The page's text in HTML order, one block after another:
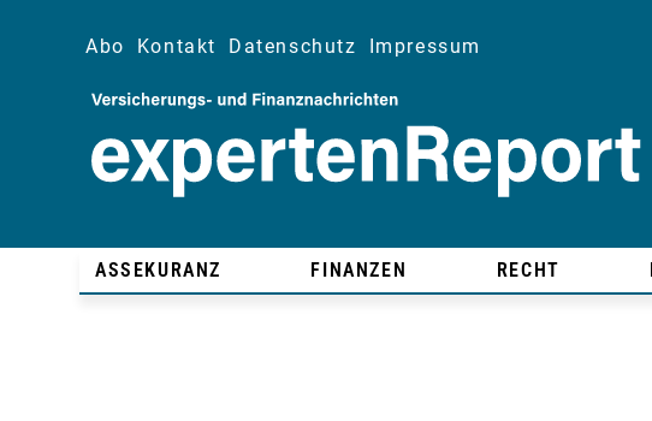
Abo Kontakt Datenschutz Impressum
ASSEKURANZ FINANZEN RECHT